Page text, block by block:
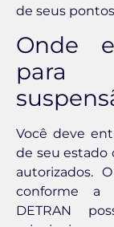
de seus
Onde
Você deve
de seu
autorizados.
conforme a
DETRAN